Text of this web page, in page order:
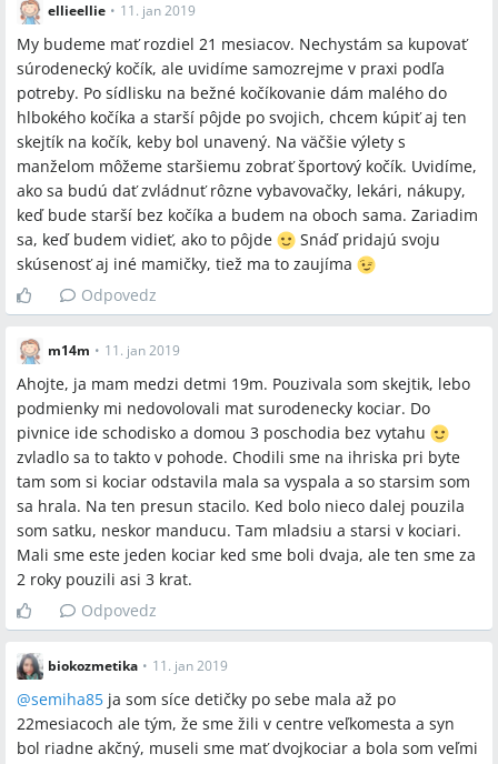
ellieellie • 11. jan 2019
My budeme mať rozdiel 21 mesiacov. Nechystám sa kupovať
súrodenecký kočík, ale uvidíme samozrejme v praxi podľa
potreby. Po sídlisku na bežné kočíkovanie dám malého do
hlbokého kočíka a starší pôjde po svojich, chcem kúpiť aj ten
skejtík na kočík, keby bol unavený. Na väčšie výlety s
manželom môžeme staršiemu zobrať športový kočík. Uvidíme,
ako sa budú dať zvládnuť rôzne vybavovačky, lekári, nákupy,
keď bude starší bez kočíka a budem na oboch sama. Zariadim
sa, keď budem vidieť, ako to pôjde
Snáď pridajú svoju
skúsenosť aj iné mamičky, tiež ma to zaujíma
Odpovedz
m14m • 11. jan 2019
Ahojte, ja mam medzi detmi 19m. Pouzivala som skejtik, lebo
podmienky mi nedovolovali mat surodenecky kociar. Do
pivnice ide schodisko a domou 3 poschodia bez vytahu
zvladlo sa to takto v pohode. Chodili sme na ihriska pri byte
tam som si kociar odstavila mala sa vyspala a so starsim som
sa hrala. Na ten presun stacilo. Ked bolo nieco dalej pouzila
som satku, neskor manducu. Tam mladsiu a starsi v kociari.
Mali sme este jeden kociar ked sme boli dvaja, ale ten sme za
2 roky pouzili asi 3 krat.
Odpovedz
biokozmetika • 11. jan 2019
@semiha85 ja som síce detičky po sebe mala až po
22mesiacoch ale tým, že sme žili v centre veľkomesta a syn
bol riadne akčný, museli sme mať dvojkociar a bola som veľmi